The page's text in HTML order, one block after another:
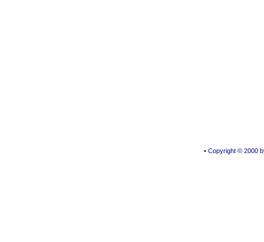
• Copyright © 2000